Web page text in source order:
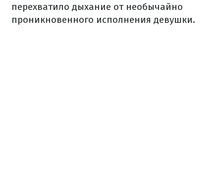
перехватило дыхание от необычайно
проникновенного исполнения девушки.